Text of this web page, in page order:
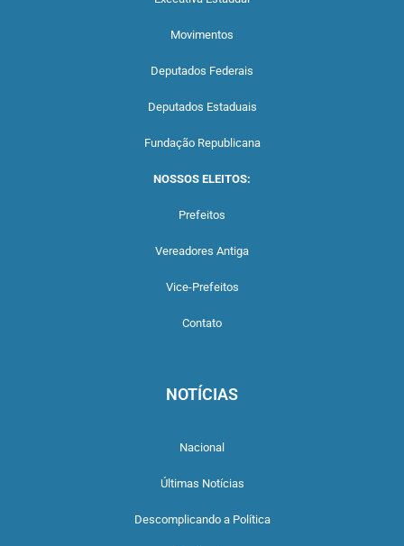
Movimentos
Deputados Federais
Deputados Estaduais
Fundação Republicana
NOSSOS ELEITOS:
Prefeitos
Vereadores Antiga
Vice-Prefeitos
Contato
NOTÍCIAS
Nacional
Últimas Notícias
Descomplicando a Política